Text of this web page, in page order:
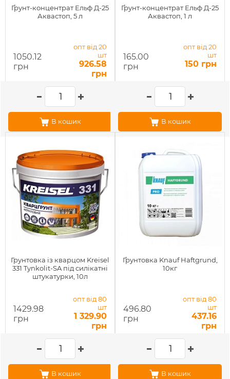
Ґрунт-концентрат Ельф Д-25
Аквастоп, 5 л
1050.12
грн
опт від 20
шт
926.58
грн
В кошик
Ґрунт-концентрат Ельф Д-25
Аквастоп, 1 л
165.00
грн
опт від 20
шт
150 грн
В кошик
Грунтовка із кварцом Kreisel
331 Tynkolit-SA під силікатні
штукатурки, 10л
1429.98
грн
опт від 80
шт
1 329.90
грн
В кошик
Ґрунтовка Knauf Haftgrund,
10кг
496.80
грн
опт від 80
шт
437.16
грн
В кошик